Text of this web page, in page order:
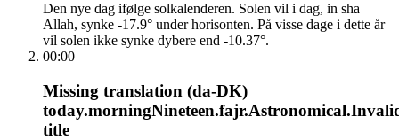
Den nye dag ifølge solkalenderen. Solen vil i dag, in sha
Allah, synke -17.9° under horisonten. På visse dage i dette år
vil solen ikke synke dybere end -10.37°.
00:00
Missing translation (da-DK)
title